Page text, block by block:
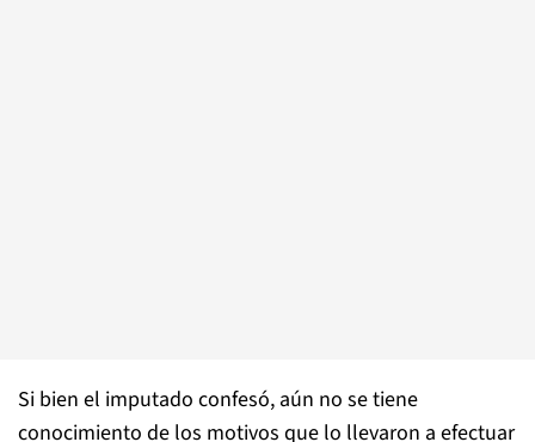
Si bien el imputado confesó, aún no se tiene
conocimiento de los motivos que lo llevaron a efectuar